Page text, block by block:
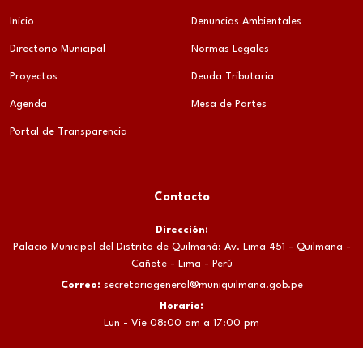
Inicio
Directorio Municipal
Proyectos
Agenda
Portal de Transparencia
Denuncias Ambientales
Normas Legales
Deuda Tributaria
Mesa de Partes
Contacto
Dirección:
Palacio Municipal del Distrito de Quilmaná: Av. Lima 451 - Quilmana -
Cañete - Lima - Perú
Correo: secretariageneral@muniquilmana.gob.pe
Horario:
Lun - Vie 08:00 am a 17:00 pm